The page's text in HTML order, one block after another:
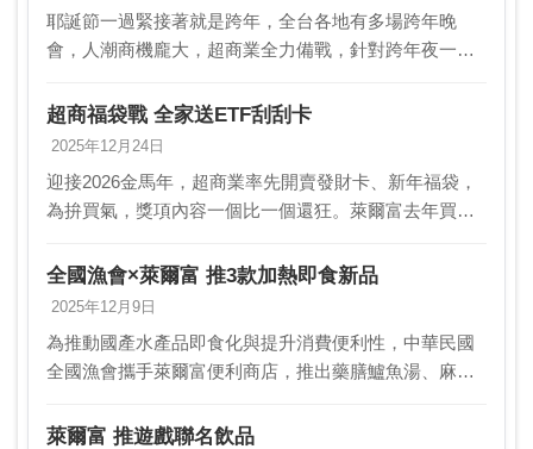
耶誕節一過緊接著就是跨年，全台各地有多場跨年晚
會，人潮商機龐大，超商業全力備戰，針對跨年夜一級
商品備貨迎客，統一超商更派出行動購物車集結關企品
牌現烤…
超商福袋戰 全家送ETF刮刮卡
2025年12月24日
迎接2026金馬年，超商業率先開賣發財卡、新年福袋，
為拚買氣，獎項內容一個比一個還狂。萊爾富去年買福
碼至5張，還有二個輝達股票500股的名額；全家便利…
全國漁會×萊爾富 推3款加熱即食新品
2025年12月9日
為推動國產水產品即食化與提升消費便利性，中華民國
全國漁會攜手萊爾富便利商店，推出藥膳鱸魚湯、麻油
全台1,700家萊爾富門市上架，主打購買、加熱、即食…
萊爾富 推遊戲聯名飲品